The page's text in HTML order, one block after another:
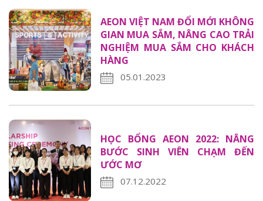
AEON VIỆT NAM ĐỔI MỚI KHÔNG
GIAN MUA SẮM, NÂNG CAO TRẢI
NGHIỆM MUA SẮM CHO KHÁCH
HÀNG
05.01.2023
HỌC BỔNG AEON 2022: NÂNG
BƯỚC SINH VIÊN CHẠM ĐẾN
ƯỚC MƠ
07.12.2022